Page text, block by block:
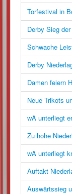
Torfestival in
Derby Sieg
Schwache
Derby
Damen feiern
Neue Trikots
wA unterliegt
Zu hohe
wA unterliegt
Auftakt
Auswärtssieg